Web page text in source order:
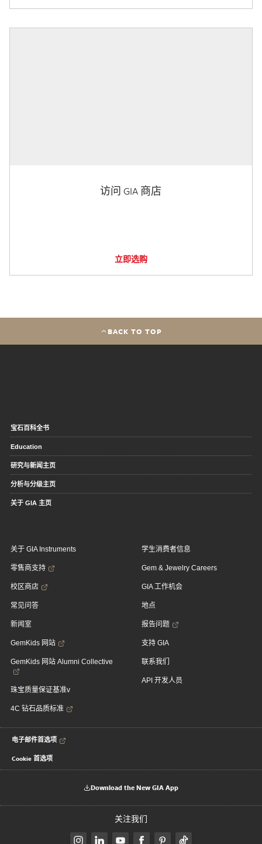
访问 GIA 商店
立即选购
BACK TO TOP
宝石百科全书
Education
研究与新闻主页
分析与分级主页
关于 GIA 主页
关于 GIA Instruments
零售商支持
校区商店
常见问答
新闻室
GemKids 网站
GemKids 网站 Alumni Collective
珠宝质量保证基准v
4C 钻石品质标准
学生消费者信息
Gem & Jewelry Careers
GIA 工作机会
地点
报告问题
支持 GIA
联系我们
API 开发人员
电子邮件首选项
Cookie 首选项
Download the New GIA App
关注我们